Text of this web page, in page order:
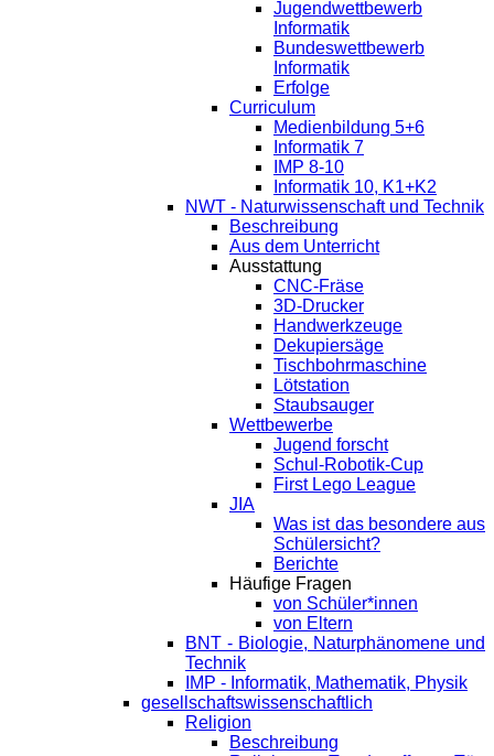
Jugendwettbewerb
Informatik
Bundeswettbewerb
Informatik
Erfolge
Curriculum
Medienbildung 5+6
Informatik 7
IMP 8-10
Informatik 10, K1+K2
NWT - Naturwissenschaft und Technik
Beschreibung
Aus dem Unterricht
Ausstattung
CNC-Fräse
3D-Drucker
Handwerkzeuge
Dekupiersäge
Tischbohrmaschine
Lötstation
Staubsauger
Wettbewerbe
Jugend forscht
Schul-Robotik-Cup
First Lego League
JIA
Was ist das besondere aus
Schülersicht?
Berichte
Häufige Fragen
von Schüler*innen
von Eltern
BNT - Biologie, Naturphänomene und
Technik
IMP - Informatik, Mathematik, Physik
gesellschaftswissenschaftlich
Religion
Beschreibung